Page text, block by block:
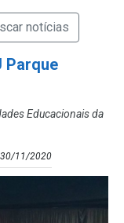
a Busca de Notícias
Parque
Educacionais da
30/11/2020